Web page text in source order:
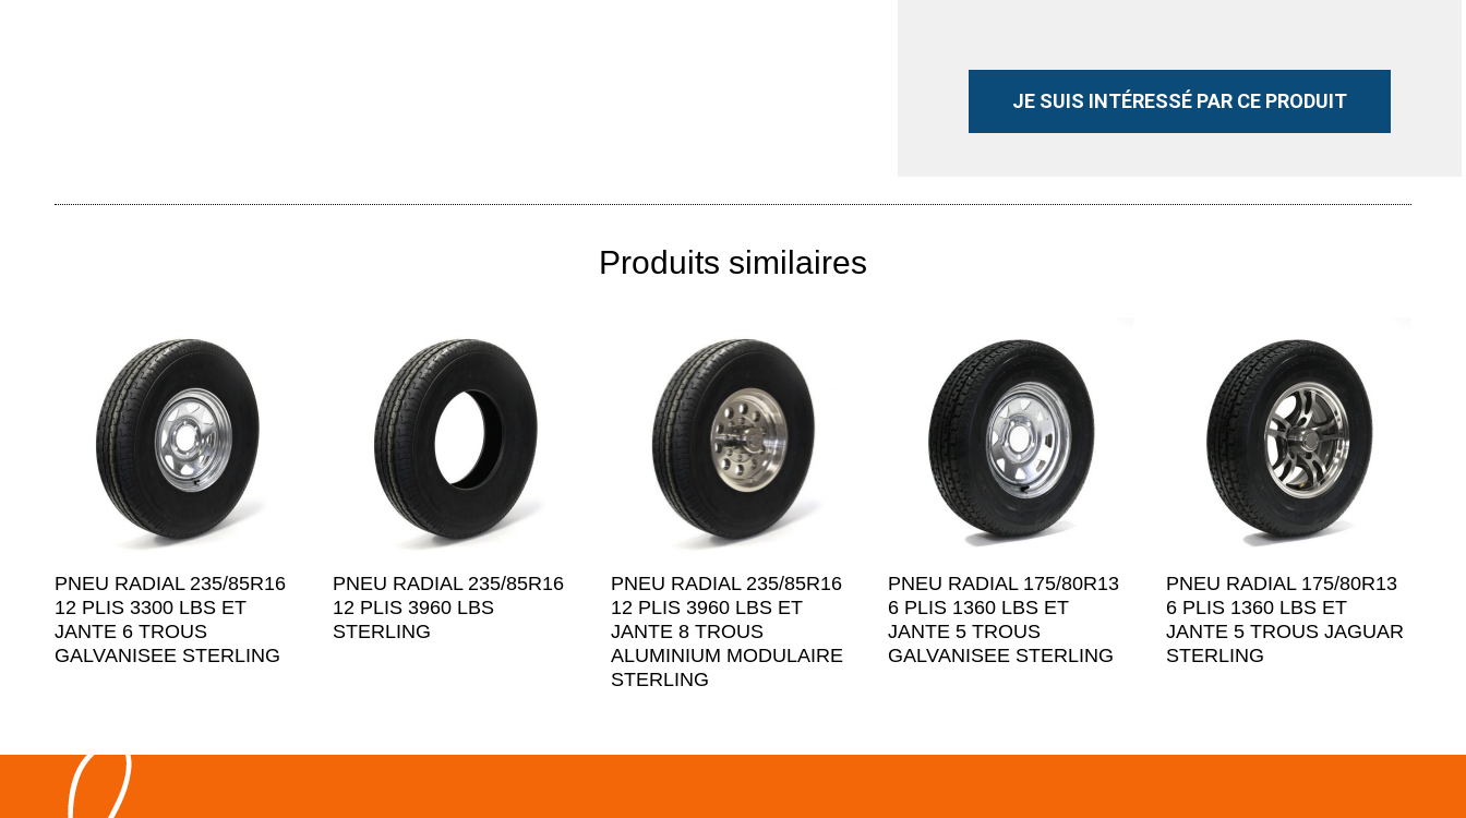
JE SUIS INTÉRESSÉ PAR CE PRODUIT
Produits similaires
PNEU RADIAL 235/85R16
12 PLIS 3300 LBS ET
JANTE 6 TROUS
GALVANISEE STERLING
PNEU RADIAL 235/85R16
12 PLIS 3960 LBS
STERLING
PNEU RADIAL 235/85R16
12 PLIS 3960 LBS ET
JANTE 8 TROUS
ALUMINIUM MODULAIRE
STERLING
PNEU RADIAL 175/80R13
6 PLIS 1360 LBS ET
JANTE 5 TROUS
GALVANISEE STERLING
PNEU RADIAL 175/80R13
6 PLIS 1360 LBS ET
JANTE 5 TROUS JAGUAR
STERLING